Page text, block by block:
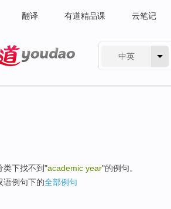
翻译 有道精品课 云笔记
中英
类下找不到"academic year"的例句。
语例句下的全部例句